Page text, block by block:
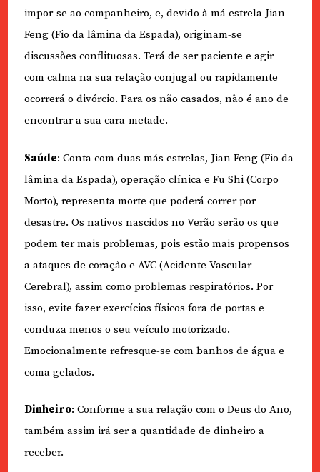
impor-se ao companheiro, e, devido à má estrela Jian
Feng (Fio da lâmina da Espada), originam-se
discussões conflituosas. Terá de ser paciente e agir
com calma na sua relação conjugal ou rapidamente
ocorrerá o divórcio. Para os não casados, não é ano de
encontrar a sua cara-metade.
Saúde: Conta com duas más estrelas, Jian Feng (Fio da
lâmina da Espada), operação clínica e Fu Shi (Corpo
Morto), representa morte que poderá correr por
desastre. Os nativos nascidos no Verão serão os que
podem ter mais problemas, pois estão mais propensos
a ataques de coração e AVC (Acidente Vascular
Cerebral), assim como problemas respiratórios. Por
isso, evite fazer exercícios físicos fora de portas e
conduza menos o seu veículo motorizado.
Emocionalmente refresque-se com banhos de água e
coma gelados.
Dinheiro: Conforme a sua relação com o Deus do Ano,
também assim irá ser a quantidade de dinheiro a
receber.